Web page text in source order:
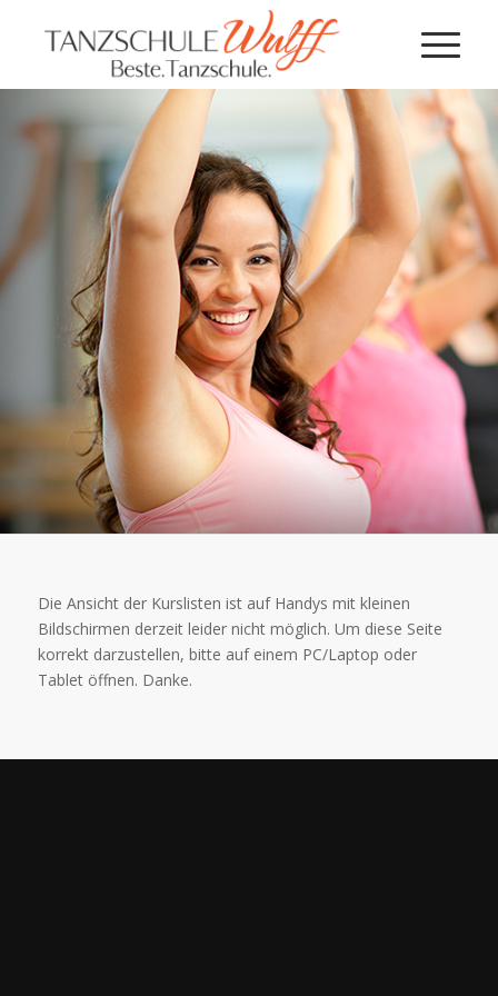
Die Ansicht der Kurslisten ist auf Handys mit kleinen
Bildschirmen derzeit leider nicht möglich. Um diese Seite
korrekt darzustellen, bitte auf einem PC/Laptop oder
Tablet öffnen. Danke.